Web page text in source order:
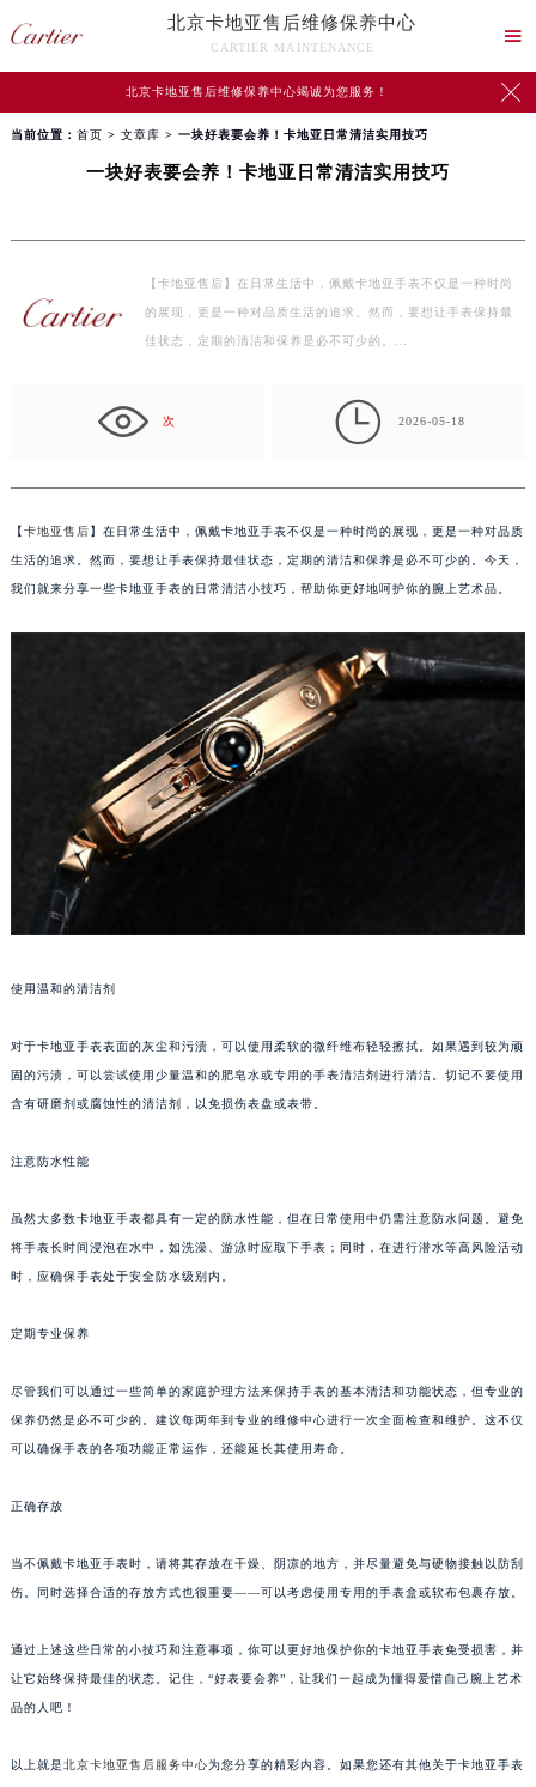
北京卡地亚售后维修保养中心
CARTIER MAINTENANCE

北京卡地亚售后维修保养中心竭诚为您服务！ 
当前位置： 首页 > 文章库 > 一块好表要会养！卡地亚日常清洁实用技巧
一块好表要会养！卡地亚日常清洁实用技巧
【卡地亚售后】在日常生活中，佩戴卡地亚手表不仅是一种时尚
的展现，更是一种对品质生活的追求。然而，要想让手表保持最
佳状态，定期的清洁和保养是必不可少的。…
次  2026-05-18
【卡地亚售后】在日常生活中，佩戴卡地亚手表不仅是一种时尚的展现，更是一种对品质
生活的追求。然而，要想让手表保持最佳状态，定期的清洁和保养是必不可少的。今天，
我们就来分享一些卡地亚手表的日常清洁小技巧，帮助你更好地呵护你的腕上艺术品。
使用温和的清洁剂
对于卡地亚手表表面的灰尘和污渍，可以使用柔软的微纤维布轻轻擦拭。如果遇到较为顽
固的污渍，可以尝试使用少量温和的肥皂水或专用的手表清洁剂进行清洁。切记不要使用
含有研磨剂或腐蚀性的清洁剂，以免损伤表盘或表带。
注意防水性能
虽然大多数卡地亚手表都具有一定的防水性能，但在日常使用中仍需注意防水问题。避免
将手表长时间浸泡在水中，如洗澡、游泳时应取下手表；同时，在进行潜水等高风险活动
时，应确保手表处于安全防水级别内。
定期专业保养
尽管我们可以通过一些简单的家庭护理方法来保持手表的基本清洁和功能状态，但专业的
保养仍然是必不可少的。建议每两年到专业的维修中心进行一次全面检查和维护。这不仅
可以确保手表的各项功能正常运作，还能延长其使用寿命。
正确存放
当不佩戴卡地亚手表时，请将其存放在干燥、阴凉的地方，并尽量避免与硬物接触以防刮
伤。同时选择合适的存放方式也很重要——可以考虑使用专用的手表盒或软布包裹存放。
通过上述这些日常的小技巧和注意事项，你可以更好地保护你的卡地亚手表免受损害，并
让它始终保持最佳的状态。记住，“好表要会养”，让我们一起成为懂得爱惜自己腕上艺术
品的人吧！
以上就是北京卡地亚售后服务中心为您分享的精彩内容。如果您还有其他关于卡地亚手表